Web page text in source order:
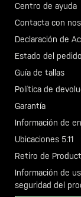
Centro de ayuda
Contacta con
Declaración de
Estado del pedido
Guía de tallas
Política de
Garantía
Información de
Ubicaciones 5.11
Retiro de
Información de
seguridad del